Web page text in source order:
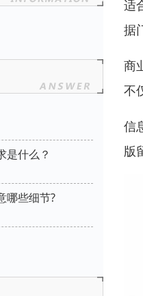
是什么？
哪些细节?
适
据
商
不
信
版